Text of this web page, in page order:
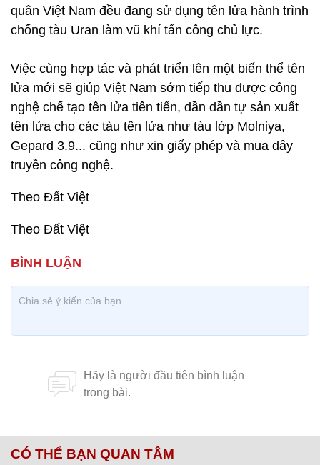
quân Việt Nam đều đang sử dụng tên lửa hành trình
chống tàu Uran làm vũ khí tấn công chủ lực.
Việc cùng hợp tác và phát triển lên một biến thể tên
lửa mới sẽ giúp Việt Nam sớm tiếp thu được công
nghệ chế tạo tên lửa tiên tiến, dần dần tự sản xuất
tên lửa cho các tàu tên lửa như tàu lớp Molniya,
Gepard 3.9... cũng như xin giấy phép và mua dây
truyền công nghệ.
Theo Đất Việt
Theo Đất Việt
CÓ THỂ BẠN QUAN TÂM